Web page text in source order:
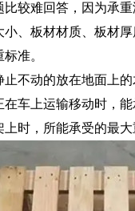
比较难回答，因为承
、板材材质、板材
准。
不动的放在地面上
车上运输移动时，
时，所能承受的最大